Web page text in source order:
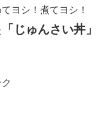
ヨシ！煮てヨシ！
「じゅんさい丼」